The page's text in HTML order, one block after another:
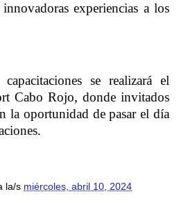
experiencias a los
se realizará el
Cabo Rojo, donde invitados
la oportunidad de pasar el día
la/s miércoles, abril 10, 2024